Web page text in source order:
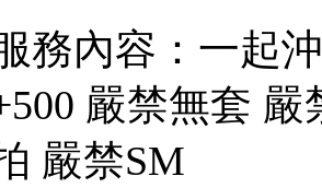
務內容：一起
嚴禁無套
嚴禁SM